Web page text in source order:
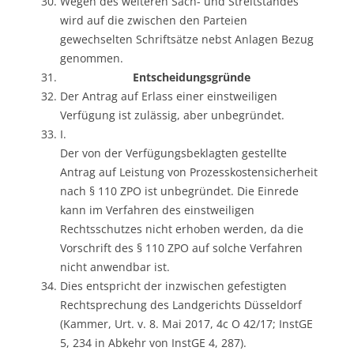
wird auf die zwischen den Parteien
gewechselten Schriftsätze nebst Anlagen Bezug
genommen.
Entscheidungsgründe
Der Antrag auf Erlass einer einstweiligen
Verfügung ist zulässig, aber unbegründet.
I.
Der von der Verfügungsbeklagten gestellte
Antrag auf Leistung von Prozesskostensicherheit
nach § 110 ZPO ist unbegründet. Die Einrede
kann im Verfahren des einstweiligen
Rechtsschutzes nicht erhoben werden, da die
Vorschrift des § 110 ZPO auf solche Verfahren
nicht anwendbar ist.
Dies entspricht der inzwischen gefestigten
Rechtsprechung des Landgerichts Düsseldorf
(Kammer, Urt. v. 8. Mai 2017, 4c O 42/17; InstGE
5, 234 in Abkehr von InstGE 4, 287).